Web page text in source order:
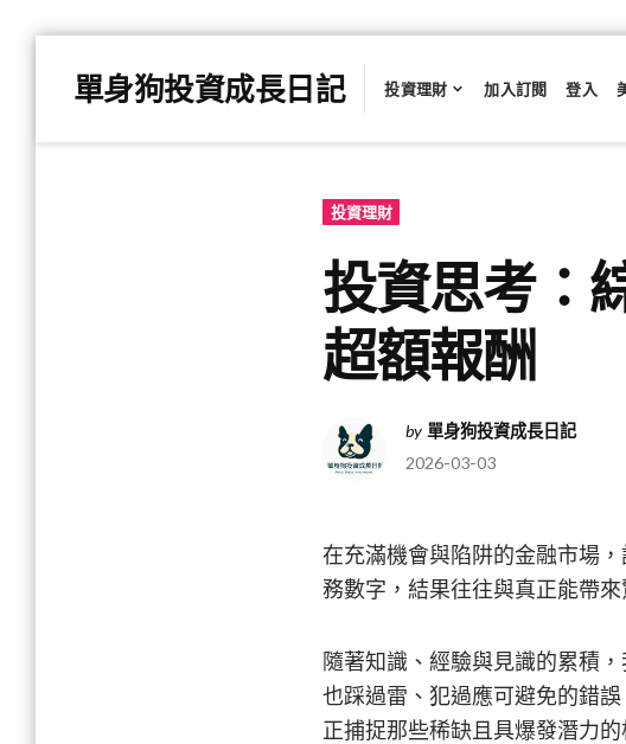
單身狗投資成長日記 投資理財 加入訂閱 登入
投資理財
投資思考：
超額報酬
by 單身狗投資成長日記
2026-03-03
在充滿機會與陷阱的金融市場
務數字，結果往往與真正能帶
隨著知識、經驗與見識的累積
也踩過雷、犯過應可避免的錯
正捕捉那些稀缺且具爆發潛力的